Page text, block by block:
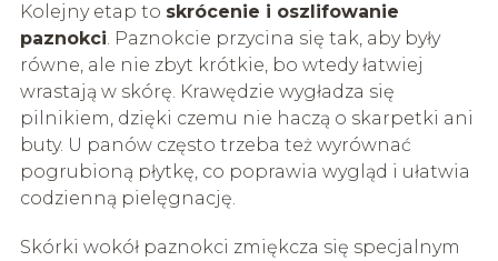
Kolejny etap to skrócenie i oszlifowanie
paznokci. Paznokcie przycina się tak, aby były
równe, ale nie zbyt krótkie, bo wtedy łatwiej
wrastają w skórę. Krawędzie wygładza się
pilnikiem, dzięki czemu nie haczą o skarpetki ani
buty. U panów często trzeba też wyrównać
pogrubioną płytkę, co poprawia wygląd i ułatwia
codzienną pielęgnację.
Skórki wokół paznokci zmiękcza się specjalnym